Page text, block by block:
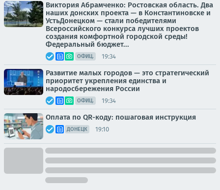
Виктория Абрамченко: Ростовская область. Два
наших донских проекта — в Константиновске и
УстьДонецком — стали победителями
Всероссийского конкурса лучших проектов
создания комфортной городской среды!
Федеральный бюджет...
ОФИЦ. 19:34
Развитие малых городов — это стратегический
приоритет укрепления единства и
народосбережения России
ОФИЦ. 19:34
Оплата по QR-коду: пошаговая инструкция
ДОНЕЦК 19:10